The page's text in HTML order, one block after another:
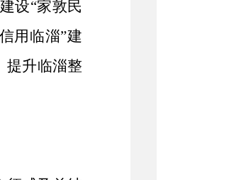
设“家敦民
用临淄”建
提升临淄整